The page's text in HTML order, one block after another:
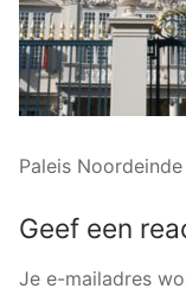
Paleis
Geef een
Je e-mailadres